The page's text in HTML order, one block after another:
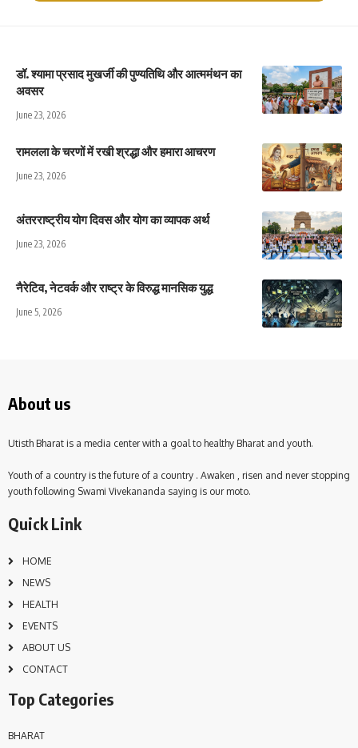
डॉ. श्यामा प्रसाद मुखर्जी की पुण्यतिथि और आत्ममंथन का
अवसर
June 23, 2026
रामलला के चरणों में रखी श्रद्धा और हमारा आचरण
June 23, 2026
अंतरराष्ट्रीय योग दिवस और योग का व्यापक अर्थ
June 23, 2026
नैरेटिव, नेटवर्क और राष्ट्र के विरुद्ध मानसिक युद्ध
June 5, 2026
About us
Utisth Bharat is a media center with a goal to healthy Bharat and youth.
Youth of a country is the future of a country . Awaken , risen and never stopping
youth following Swami Vivekananda saying is our moto.
Quick Link
HOME
NEWS
HEALTH
EVENTS
ABOUT US
CONTACT
Top Categories
BHARAT